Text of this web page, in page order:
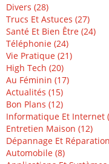
Divers (28)
Trucs Et Astuces (27)
Santé Et Bien Être (24)
Téléphonie (24)
Vie Pratique (21)
High Tech (20)
Au Féminin (17)
Actualités (15)
Bon Plans (12)
Informatique Et Internet
Entretien Maison (12)
Dépannage Et
Automobile (8)